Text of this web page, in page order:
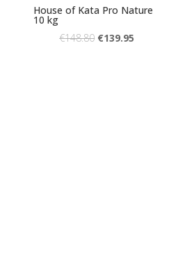
House of Kata Pro Nature
10 kg
€148.80 €139.95